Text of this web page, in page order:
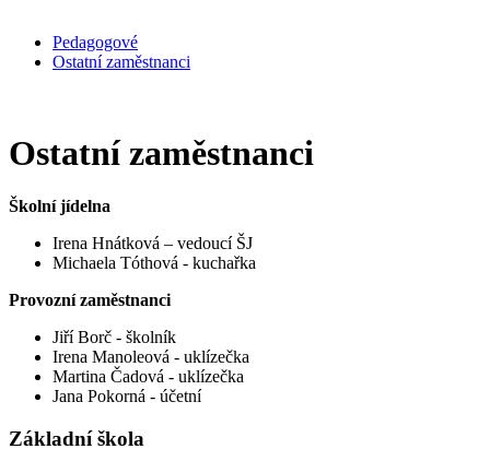
Pedagogové
Ostatní zaměstnanci
Ostatní zaměstnanci
Školní jídelna
Ire­na Hnát­ko­vá – ve­dou­cí ŠJ
Michaela Tóthová - kuchařka
Provozní zaměstnanci
Ji­ří Borč - škol­ník
Ire­na Ma­no­le­o­vá - uklí­zeč­ka
Mar­ti­na Ča­do­vá - uklí­zeč­ka
Jana Pokorná - účetní
Základní škola